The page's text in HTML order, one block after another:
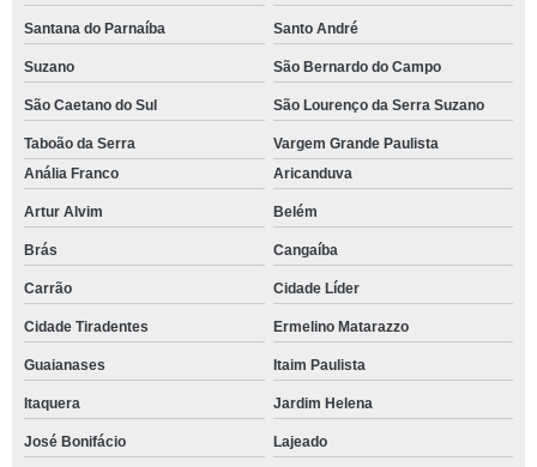
Santana do Parnaíba Santo André
Suzano São Bernardo do Campo
São Caetano do Sul São Lourenço da Serra Suzano
Taboão da Serra
Vargem Grande Paulista
Anália Franco
Aricanduva
Artur Alvim Belém
Brás Cangaíba
Carrão Cidade Líder
Cidade Tiradentes Ermelino Matarazzo
Guaianases Itaim Paulista
Itaquera Jardim Helena
José Bonifácio Lajeado